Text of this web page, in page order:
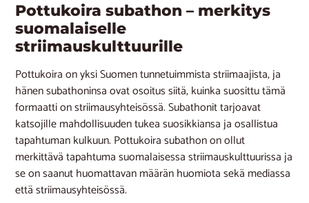
Pottukoira subathon – merkitys
suomalaiselle
striimauskulttuurille
Pottukoira on yksi Suomen tunnetuimmista striimaajista, ja
hänen subathoninsa ovat osoitus siitä, kuinka suosittu tämä
formaatti on striimausyhteisössä. Subathonit tarjoavat
katsojille mahdollisuuden tukea suosikkiansa ja osallistua
tapahtuman kulkuun. Pottukoira subathon on ollut
merkittävä tapahtuma suomalaisessa striimauskulttuurissa ja
se on saanut huomattavan määrän huomiota sekä mediassa
että striimausyhteisössä​.​